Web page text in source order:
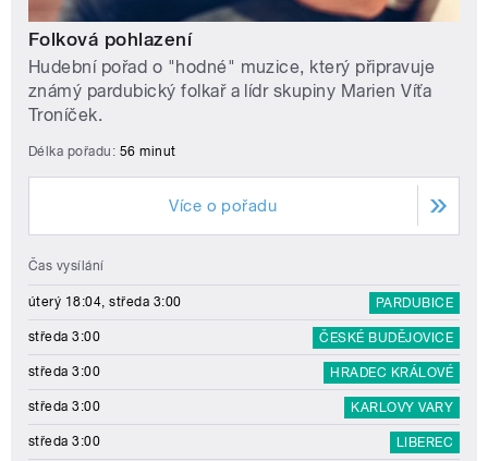
Folková pohlazení
Hudební pořad o "hodné" muzice, který připravuje
známý pardubický folkař a lídr skupiny Marien Víťa
Troníček.
Délka pořadu: 56 minut
Více o pořadu
Čas vysílání
úterý 18:04, středa 3:00 PARDUBICE
středa 3:00 ČESKÉ BUDĚJOVICE
středa 3:00 HRADEC KRÁLOVÉ
středa 3:00 KARLOVY VARY
středa 3:00 LIBEREC